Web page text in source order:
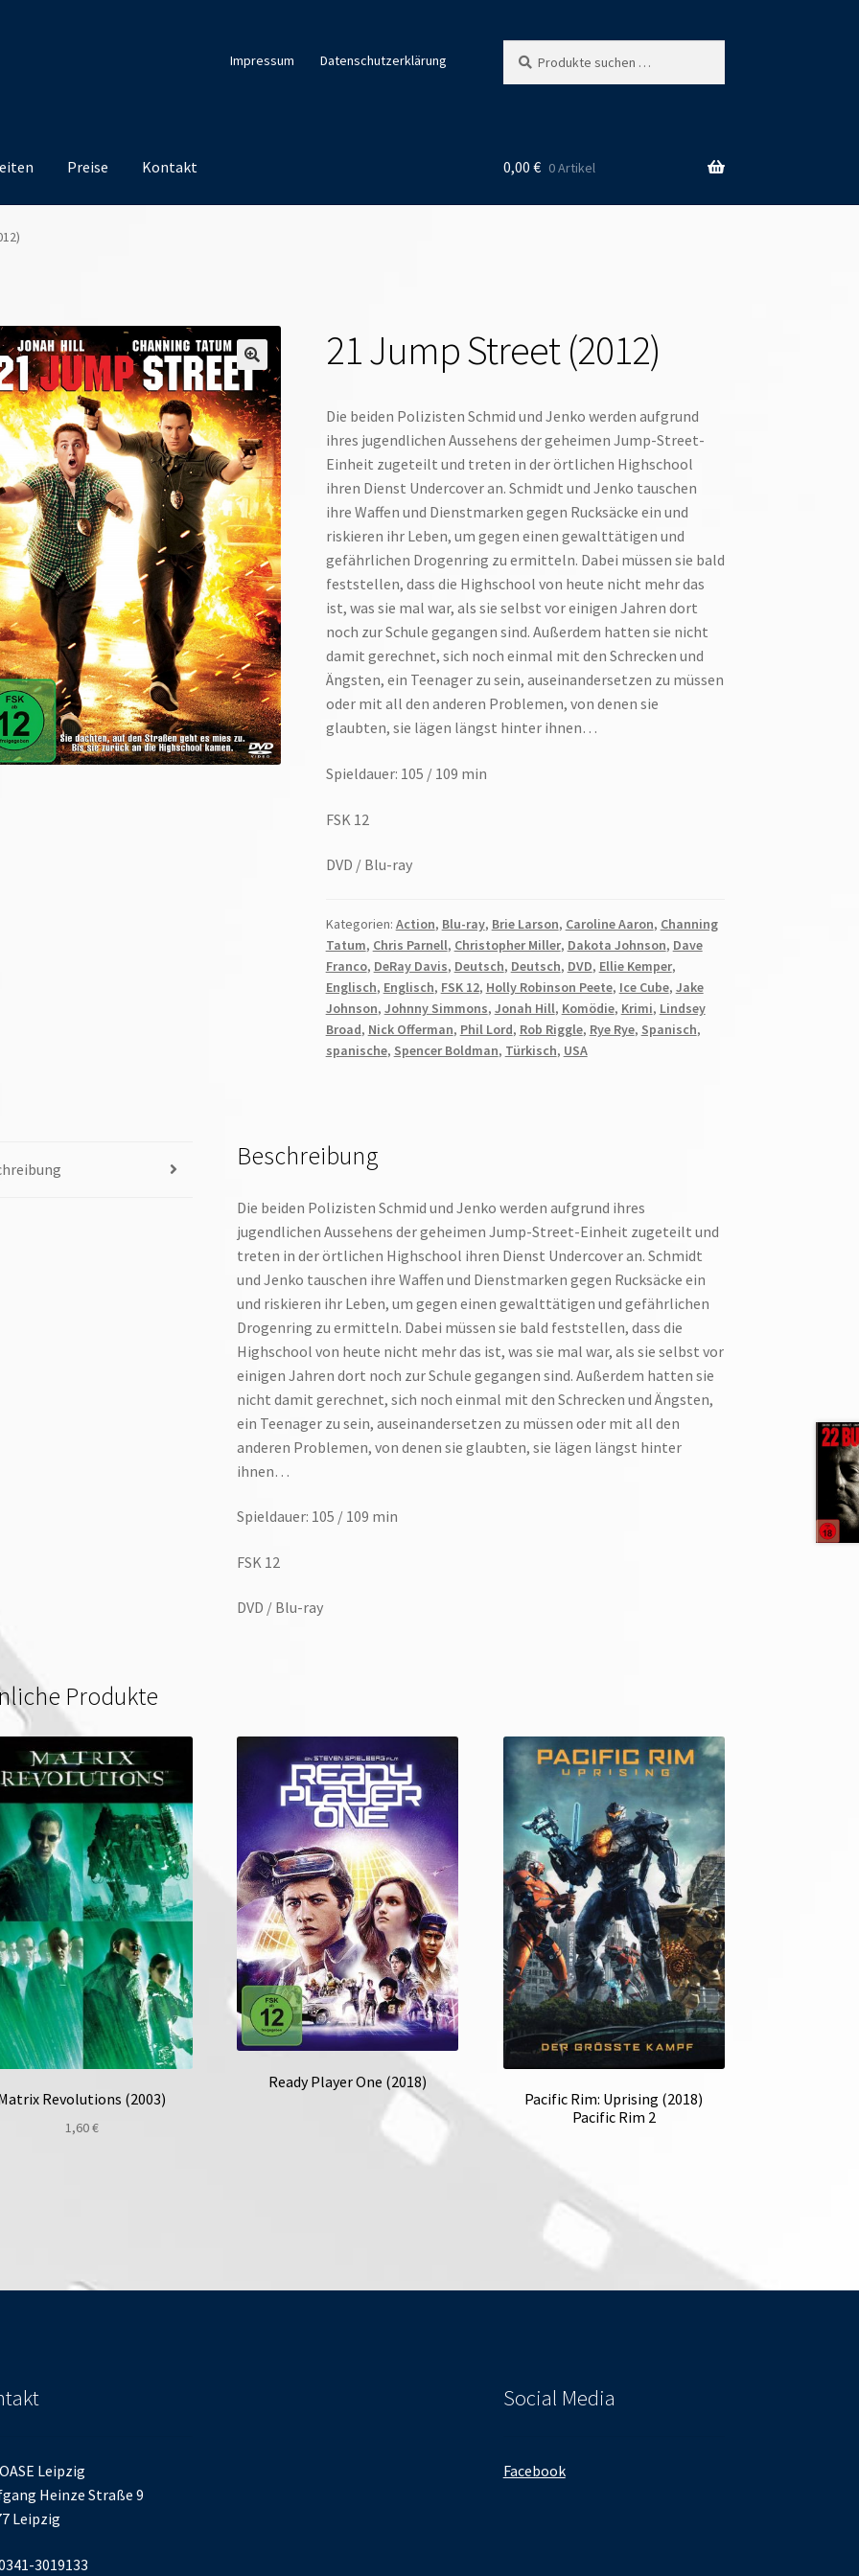
Impressum Datenschutzerklärung
nach:
Preise Kontakt 0,00 € 0 Artikel
21 Jump Street (2012)
Die beiden Polizisten Schmid und Jenko werden aufgrund
ihres jugendlichen Aussehens der geheimen Jump-Street-
Einheit zugeteilt und treten in der örtlichen Highschool
ihren Dienst Undercover an. Schmidt und Jenko tauschen
ihre Waffen und Dienstmarken gegen Rucksäcke ein und
riskieren ihr Leben, um gegen einen gewalttätigen und
gefährlichen Drogenring zu ermitteln. Dabei müssen sie bald
feststellen, dass die Highschool von heute nicht mehr das
ist, was sie mal war, als sie selbst vor einigen Jahren dort
noch zur Schule gegangen sind. Außerdem hatten sie nicht
damit gerechnet, sich noch einmal mit den Schrecken und
Ängsten, ein Teenager zu sein, auseinandersetzen zu müssen
oder mit all den anderen Problemen, von denen sie
glaubten, sie lägen längst hinter ihnen…
Spieldauer: 105 / 109 min
FSK 12
DVD / Blu-ray
Kategorien: Action, Blu-ray, Brie Larson, Caroline Aaron, Channing
Tatum, Chris Parnell, Christopher Miller, Dakota Johnson, Dave
Franco, DeRay Davis, Deutsch, Deutsch, DVD, Ellie Kemper,
Englisch, Englisch, FSK 12, Holly Robinson Peete, Ice Cube, Jake
Johnson, Johnny Simmons, Jonah Hill, Komödie, Krimi, Lindsey
Broad, Nick Offerman, Phil Lord, Rob Riggle, Rye Rye, Spanisch,
spanische, Spencer Boldman, Türkisch, USA
Beschreibung
Die beiden Polizisten Schmid und Jenko werden aufgrund ihres
jugendlichen Aussehens der geheimen Jump-Street-Einheit zugeteilt und
treten in der örtlichen Highschool ihren Dienst Undercover an. Schmidt
und Jenko tauschen ihre Waffen und Dienstmarken gegen Rucksäcke ein
und riskieren ihr Leben, um gegen einen gewalttätigen und gefährlichen
Drogenring zu ermitteln. Dabei müssen sie bald feststellen, dass die
Highschool von heute nicht mehr das ist, was sie mal war, als sie selbst vor
einigen Jahren dort noch zur Schule gegangen sind. Außerdem hatten sie
nicht damit gerechnet, sich noch einmal mit den Schrecken und Ängsten,
ein Teenager zu sein, auseinandersetzen zu müssen oder mit all den
anderen Problemen, von denen sie glaubten, sie lägen längst hinter
ihnen…
Spieldauer: 105 / 109 min
FSK 12
DVD / Blu-ray
Produkte
Revolutions (2003)
1,60€
Ready Player One (2018)
Pacific Rim: Uprising (2018)
Pacific Rim 2
Leipzig
Heinze Straße 9
Leipzig
3019133
Social Media
Facebook